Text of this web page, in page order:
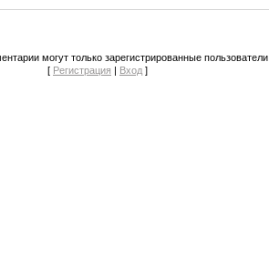
могут только зарегистрированные пользователи.
[ Регистрация | Вход ]